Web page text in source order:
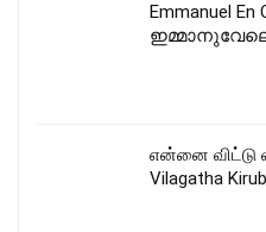
Emmanuel En
என்னை விட்டு
Vilagatha